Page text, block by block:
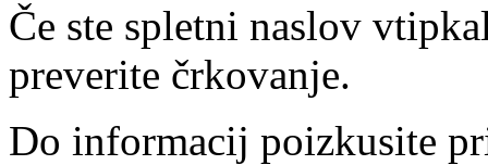
Če ste spletni naslov
preverite črkovanje.
Do informacij poizkusite